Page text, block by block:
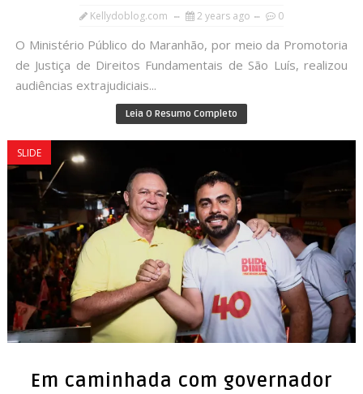
Kellydoblog.com 2 years ago 0
O Ministério Público do Maranhão, por meio da Promotoria
de Justiça de Direitos Fundamentais de São Luís, realizou
audiências extrajudiciais...
Leia O Resumo Completo
SLIDE
Em caminhada com governador